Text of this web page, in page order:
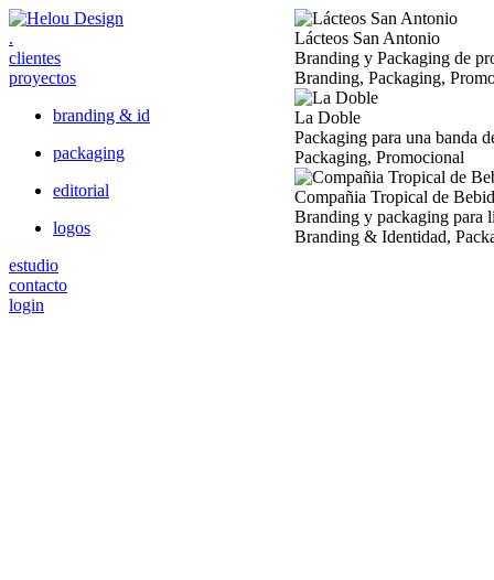
.
clientes
proyectos
branding & id
packaging
editorial
logos
estudio
contacto
login
Lácteos San Antonio
Branding y Packaging de
Branding, Packaging,
La Doble
Packaging para una banda
Packaging, Promocional
Compañia Tropical de
Branding y packaging para
Branding & Identidad,